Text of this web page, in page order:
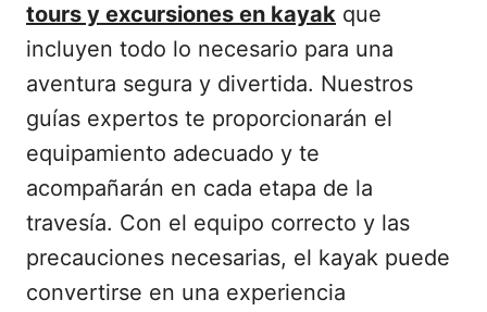
tours y excursiones en kayak que
incluyen todo lo necesario para una
aventura segura y divertida. Nuestros
guías expertos te proporcionarán el
equipamiento adecuado y te
acompañarán en cada etapa de la
travesía. Con el equipo correcto y las
precauciones necesarias, el kayak puede
convertirse en una experiencia